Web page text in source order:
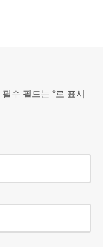
필수 필드는 *로 표시